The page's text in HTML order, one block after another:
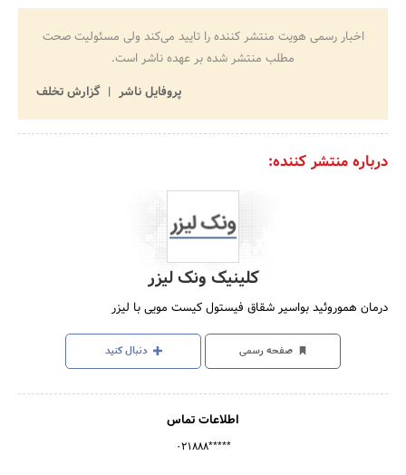
اخبار رسمی هویت منتشر کننده را تایید می‌کند ولی مسئولیت صحت
مطلب منتشر شده بر عهده ناشر است.
پروفایل ناشر
گزارش تخلف
درباره منتشر کننده:
کلینیک ونک لیزر
درمان هموروئید بواسیر شقاق فیستول کیست مویی با لیزر
صفحه رسمی دنبال کنید
اطلاعات تماس
۰۲۱۸۸۸*****